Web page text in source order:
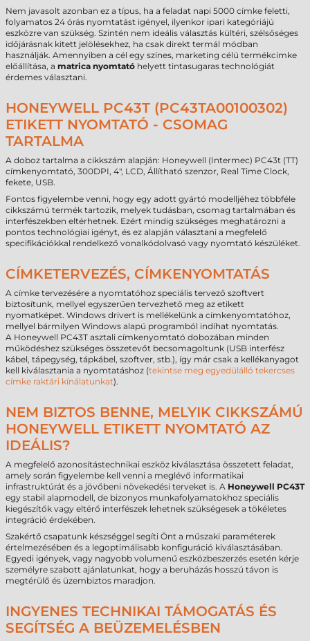
Nem javasolt azonban ez a típus, ha a feladat napi 5000 címke feletti,
folyamatos 24 órás nyomtatást igényel, ilyenkor ipari kategóriájú
eszközre van szükség. Szintén nem ideális választás kültéri, szélsőséges
időjárásnak kitett jelölésekhez, ha csak direkt termál módban
használják. Amennyiben a cél egy színes, marketing célú termékcímke
előállítása, a matrica nyomtató helyett tintasugaras technológiát
érdemes választani.
HONEYWELL PC43T (PC43TA00100302)
ETIKETT NYOMTATÓ - CSOMAG
TARTALMA
A doboz tartalma a cikkszám alapján: Honeywell (Intermec) PC43t (TT)
címkenyomtató, 300DPI, 4", LCD, Állítható szenzor, Real Time Clock,
fekete, USB.
Fontos figyelembe venni, hogy egy adott gyártó modelljéhez többféle
cikkszámú termék tartozik, melyek tudásban, csomag tartalmában és
interfészekben eltérhetnek. Ezért mindig szükséges meghatározni a
pontos technológiai igényt, és ez alapján választani a megfelelő
specifikációkkal rendelkező vonalkódolvasó vagy nyomtató készüléket.
CÍMKETERVEZÉS, CÍMKENYOMTATÁS
A címke tervezésére a nyomtatóhoz speciális tervező szoftvert
biztosítunk, mellyel egyszerűen tervezhető meg az etikett
nyomatképet. Windows drivert is mellékelünk a címkenyomtatóhoz,
mellyel bármilyen Windows alapú programból indíhat nyomtatás.
A Honeywell PC43T asztali címkenyomtató dobozában minden
működéshez szükséges összetevőt becsomagoltunk (USB interfész
kábel, tápegység, tápkábel, szoftver, stb.), így már csak a kellékanyagot
kell kiválasztania a nyomtatáshoz (tekintse meg egyedülálló tekercses
címke raktári kínálatunkat).
NEM BIZTOS BENNE, MELYIK CIKKSZÁMÚ
HONEYWELL ETIKETT NYOMTATÓ AZ
IDEÁLIS?
A megfelelő azonosítástechnikai eszköz kiválasztása összetett feladat,
amely során figyelembe kell venni a meglévő informatikai
infrastruktúrát és a jövőbeni növekedési terveket is. A Honeywell PC43T
egy stabil alapmodell, de bizonyos munkafolyamatokhoz speciális
kiegészítők vagy eltérő interfészek lehetnek szükségesek a tökéletes
integráció érdekében.
Szakértő csapatunk készséggel segíti Önt a műszaki paraméterek
értelmezésében és a legoptimálisabb konfiguráció kiválasztásában.
Egyedi igények, vagy nagyobb volumenű eszközbeszerzés esetén kérje
személyre szabott ajánlatunkat, hogy a beruházás hosszú távon is
megtérülő és üzembiztos maradjon.
INGYENES TECHNIKAI TÁMOGATÁS ÉS
SEGÍTSÉG A BEÜZEMELÉSBEN